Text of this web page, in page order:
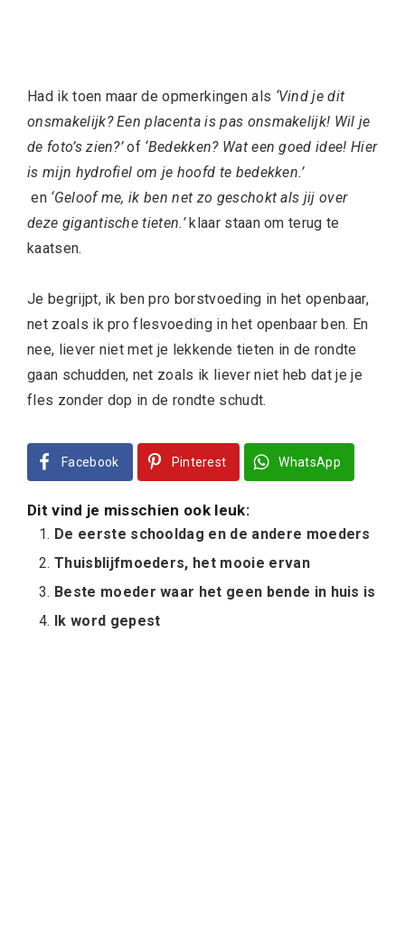
Had ik toen maar de opmerkingen als ‘Vind je dit
onsmakelijk? Een placenta is pas onsmakelijk! Wil je
de foto’s zien?’of ‘Bedekken? Wat een goed idee! Hier
is mijn hydrofiel om je hoofd te bedekken.’
en ‘Geloof me, ik ben net zo geschokt als jij over
deze gigantische tieten.’klaar staan om terug te
kaatsen.
Je begrijpt, ik ben pro borstvoeding in het openbaar,
net zoals ik pro flesvoeding in het openbaar ben. En
nee, liever niet met je lekkende tieten in de rondte
gaan schudden, net zoals ik liever niet heb dat je je
fles zonder dop in de rondte schudt.
Facebook Pinterest WhatsApp
Dit vind je misschien ook leuk:
De eerste schooldag en de andere moeders
Thuisblijfmoeders, het mooie ervan
Beste moeder waar het geen bende in huis is
Ik word gepest